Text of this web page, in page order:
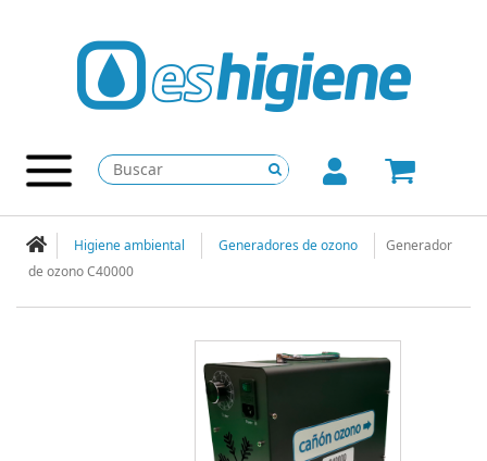
Higiene ambiental Generadores de ozono
Generador
de ozono C40000